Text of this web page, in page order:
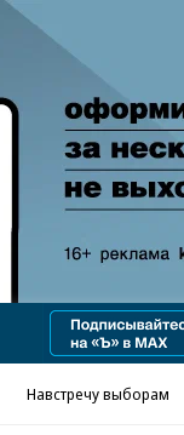
ad
Навстречу выборам